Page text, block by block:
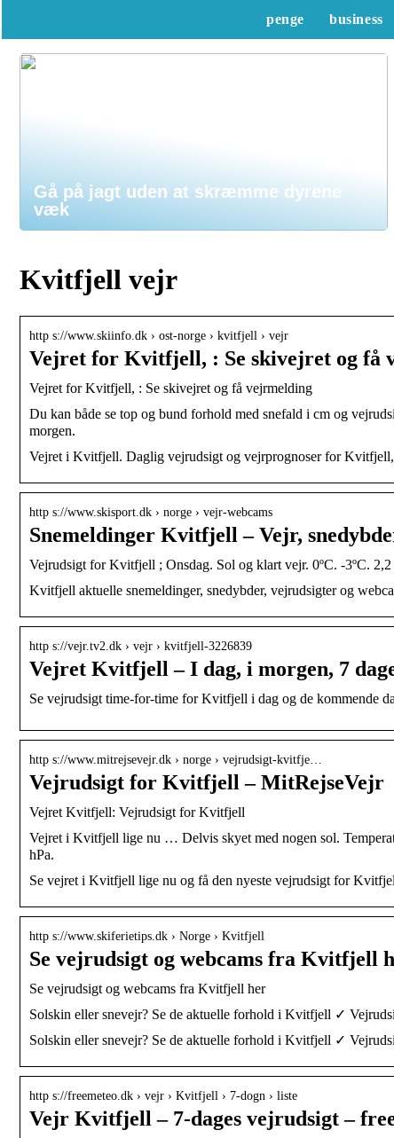
penge business
Gå på jagt uden at skræmme dyrene
væk
Kvitfjell vejr
http s://www.skiinfo.dk › ost-norge › kvitfjell › vejr
Vejret for Kvitfjell, : Se skivejret og få
Vejret for Kvitfjell, : Se skivejret og få vejrmelding
Du kan både se top og bund forhold med snefald i cm og
morgen.
Vejret i Kvitfjell. Daglig vejrudsigt og vejrprognoser for
http s://www.skisport.dk › norge › vejr-webcams
Snemeldinger Kvitfjell – Vejr,
Vejrudsigt for Kvitfjell ; Onsdag. Sol og klart vejr. 0ºC. -3ºC.
Kvitfjell aktuelle snemeldinger, snedybder, vejrudsigter og
http s://vejr.tv2.dk › vejr › kvitfjell-3226839
Vejret Kvitfjell – I dag, i morgen, 7
Se vejrudsigt time-for-time for Kvitfjell i dag og de kommende
http s://www.mitrejsevejr.dk › norge › vejrudsigt-kvitfje…
Vejrudsigt for Kvitfjell – MitRejseVejr
Vejret Kvitfjell: Vejrudsigt for Kvitfjell
Vejret i Kvitfjell lige nu … Delvis skyet med nogen sol.
hPa.
Se vejret i Kvitfjell lige nu og få den nyeste vejrudsigt for
http s://www.skiferietips.dk › Norge › Kvitfjell
Se vejrudsigt og webcams fra Kvitfjell
Se vejrudsigt og webcams fra Kvitfjell her
Solskin eller snevejr? Se de aktuelle forhold i Kvitfjell ✓
Solskin eller snevejr? Se de aktuelle forhold i Kvitfjell ✓
http s://freemeteo.dk › vejr › Kvitfjell › 7-dogn › liste
Vejr Kvitfjell – 7-dages vejrudsigt –